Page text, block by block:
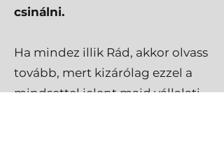
csinálni.
Ha mindez illik Rád, akkor olvass
tovább, mert kizárólag ezzel a
mindsettel jelent majd vállalati